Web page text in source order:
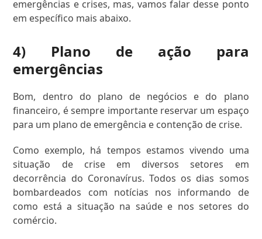
emergências e crises, mas, vamos falar desse ponto
em específico mais abaixo.
4) Plano de ação para
emergências
Bom, dentro do plano de negócios e do plano
financeiro, é sempre importante reservar um espaço
para um plano de emergência e contenção de crise.
Como exemplo, há tempos estamos vivendo uma
situação de crise em diversos setores em
decorrência do Coronavírus. Todos os dias somos
bombardeados com notícias nos informando de
como está a situação na saúde e nos setores do
comércio.